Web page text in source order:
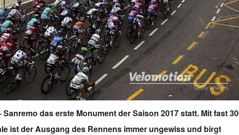
das erste Monument der Saison 2017 statt. Mit fast
ist der Ausgang des Rennens immer ungewiss und birgt